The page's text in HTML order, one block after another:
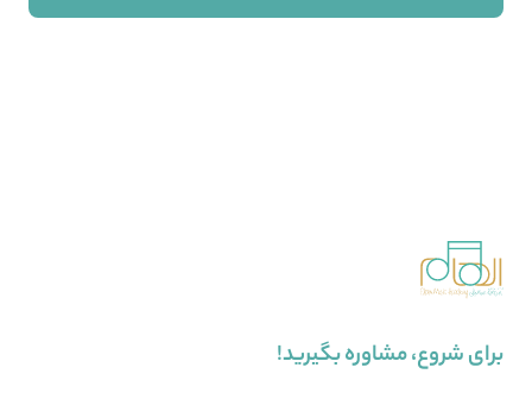
برای شروع، مشاوره بگیرید!